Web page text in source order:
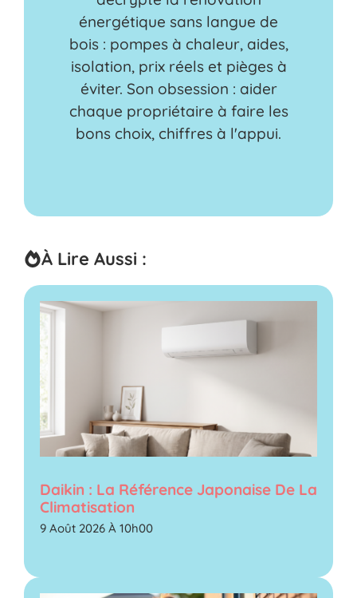
énergétique sans langue de
bois : pompes à chaleur, aides,
isolation, prix réels et pièges à
éviter. Son obsession : aider
chaque propriétaire à faire les
bons choix, chiffres à l'appui.
À Lire Aussi :
Daikin : La Référence Japonaise De La
Climatisation
9 Août 2026 À 10h00